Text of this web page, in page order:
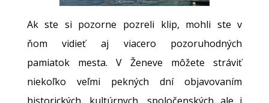
Ak ste si pozorne pozreli klip, mohli ste v
ňom vidieť aj viacero pozoruhodných
pamiatok mesta. V Ženeve môžete stráviť
niekoľko veľmi pekných dní objavovaním